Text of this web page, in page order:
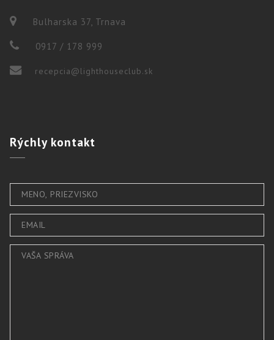
Bulharska 37, Trnava
0917 / 178 999
recepcia@lighthouseclub.sk
Rýchlykontakt